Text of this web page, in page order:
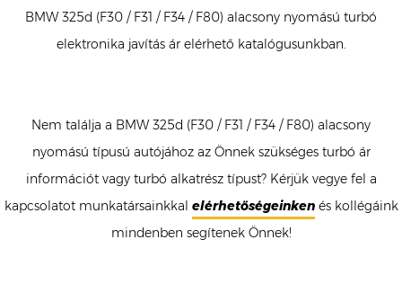
BMW 325d (F30 / F31 / F34 / F80) alacsony nyomású turbó
elektronika javítás ár elérhető katalógusunkban.
Nem találja a BMW 325d (F30 / F31 / F34 / F80) alacsony
nyomású típusú autójához az Önnek szükséges turbó ár
információt vagy turbó alkatrész típust? Kérjük vegye fel a
kapcsolatot munkatársainkkal elérhetőségeinkenés kollégáink
mindenben segítenek Önnek!